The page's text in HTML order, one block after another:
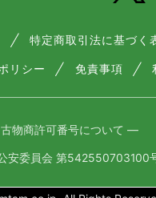
特定商取引法に基づく
リシー 免責事項
物商許可番号について ―
安委員会 第542550703100